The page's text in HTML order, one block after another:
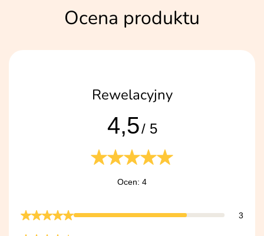
Ocena produktu
Rewelacyjny
4,5/ 5
Ocen: 4
3